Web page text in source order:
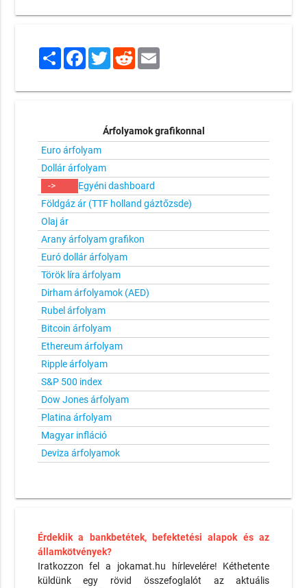
ShareFacebook
TwitterRedditEmail
Árfolyamok grafikonnal
Euro árfolyam
Dollár árfolyam
->
Egyéni dashboard
Földgáz ár (TTF holland gáztőzsde)
Olaj ár
Arany árfolyam grafikon
Euró dollár árfolyam
Török líra árfolyam
Dirham árfolyamok (AED)
Rubel árfolyam
Bitcoin árfolyam
Ethereum árfolyam
Ripple árfolyam
S&P 500 index
Dow Jones árfolyam
Platina árfolyam
Magyar infláció
Deviza árfolyamok
Érdeklik a bankbetétek, befektetési alapok és az
államkötvények?
Iratkozzon fel a jokamat.hu hírlevelére! Kéthetente
küldünk egy rövid összefoglalót az aktuális